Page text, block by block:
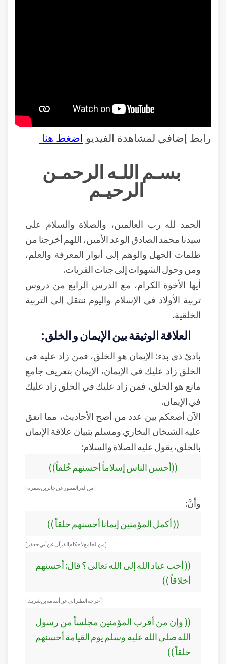
رابط إضافي لمشاهدة الفيديو اضغط هنا
بسـم اللـه الرحمـن
الرحيـم
الحمد لله رب العالمين، والصلاة والسلام على
سيدنا محمد الصادق الوعد الأمين، اللهم أخرجنا من
ظلمات الجهل والوهم إلى أنوار المعرفة والعلم،
ومن وحول الشهوات إلى جنات القربات.
أيها الأخوة الكرام، مع الدرس الرابع من دروس
تربية الأولاد في الإسلام واليوم ننتقل إلى التربية
الخلقية.
العلاقة الوثيقة بين الإيمان و الخلق:
بادئ ذي بدء: الإيمان هو الخلق، فمن زاد عليه في
الخلق زاد عليك في الإيمان، الإيمان بتعريف جامع
مانع هو الخلق، فمن زاد عليك في الخلق زاد عليك
في الإيمان.
الآن أضعكم بين عدد من أصح الأحاديث، مما اتفق
عليه الشيخان البخاري ومسلم بتبيان علاقة الإيمان
بالخلق، يقول عليه الصلاة والسلام:
((أحسن الناس إسلاماً أحسنهم خُلقاً))
[ من الدر المنثور عن جابر بن سمرة ]
وأنَّ:
(( أكمل المؤمنين إيمانا أحسنهم خلقاً ))
[ من الجامع لأحكام القرآن عن أبي جعفر ]
(( أحب عباد الله إلى الله تعالى ؟ قال: أحسنهم
أخلاقاً ))
[أخرجه الطبراني عن أسامة بن شريك ]
(( وإن من أقرب المؤمنين مجلساً من رسول
الله صلى الله عليه وسلم يوم القيامة أحسنهم
خلقاً ))